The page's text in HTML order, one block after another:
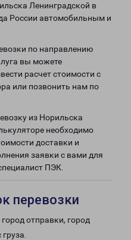
Ленинградской в
России автомобильным и
по направлению
вы можете
расчет стоимости с
или позвонить нам по
из Норильска
необходимо
доставки и
заявки с вами для
ПЭК.
перевозки
отправки, город